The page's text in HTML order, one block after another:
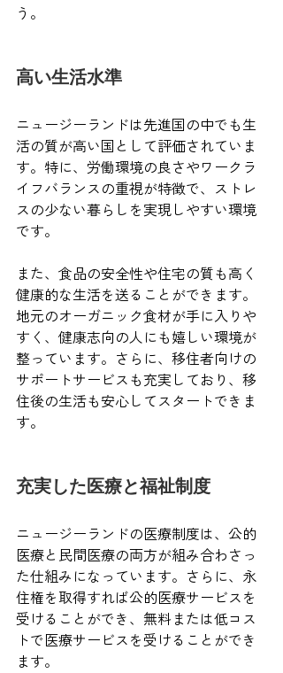
う。
高い生活水準
ニュージーランドは先進国の中でも生
活の質が高い国として評価されていま
す。特に、労働環境の良さやワークラ
イフバランスの重視が特徴で、ストレ
スの少ない暮らしを実現しやすい環境
です。
また、食品の安全性や住宅の質も高く
健康的な生活を送ることができます。
地元のオーガニック食材が手に入りや
すく、健康志向の人にも嬉しい環境が
整っています。さらに、移住者向けの
サポートサービスも充実しており、移
住後の生活も安心してスタートできま
す。
充実した医療と福祉制度
ニュージーランドの医療制度は、公的
医療と民間医療の両方が組み合わさっ
た仕組みになっています。さらに、永
住権を取得すれば公的医療サービスを
受けることができ、無料または低コス
トで医療サービスを受けることができ
ます。